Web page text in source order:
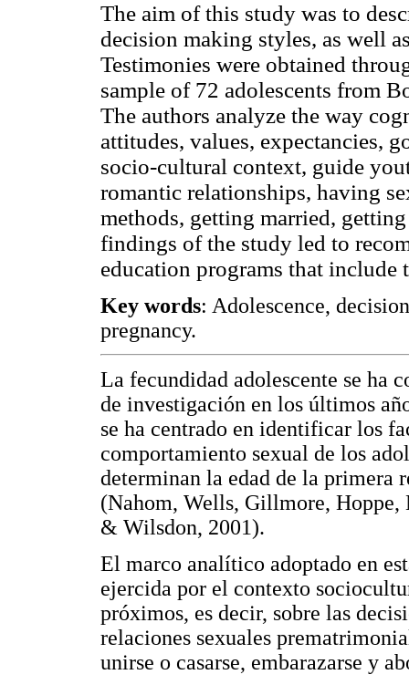
The aim of this study was to
decision making styles, as well
Testimonies were obtained
sample of 72 adolescents from
The authors analyze the way
attitudes, values, expectancies,
socio-cultural context, guide
romantic relationships, having
methods, getting married,
findings of the study led to
education programs that
Key words: Adolescence,
pregnancy.
La fecundidad adolescente se ha
de investigación en los últimos
se ha centrado en identificar los
comportamiento sexual de los
determinan la edad de la primera
(Nahom, Wells, Gillmore,
& Wilsdon, 2001).
El marco analítico adoptado en
ejercida por el contexto
próximos, es decir, sobre las
relaciones sexuales
unirse o casarse, embarazarse y